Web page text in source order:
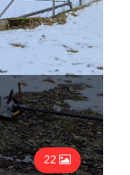
22